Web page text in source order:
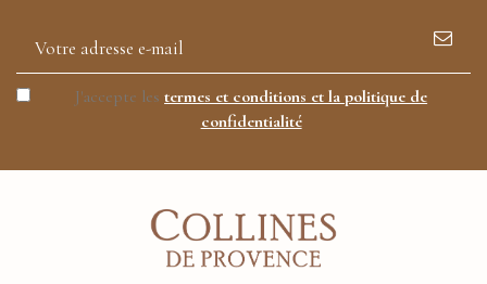
9 RUE LEON BEL 39100 DOLE
EI AMBIANCE ET STYLES
HEMISPHERE SUD PERIGUEUX
228 AVENUE MICHEL GRANDOU 24750 TRELISSAC
J'accepte lestermes et conditions et la politique de
confidentialité